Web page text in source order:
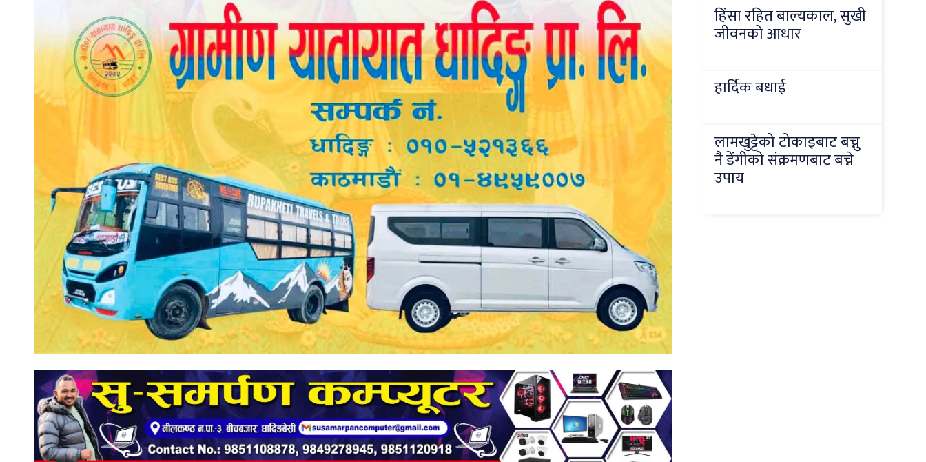
हिंसा रहित बाल्यकाल, सुखी
जीवनको आधार
हार्दिक बधाई
लामखुट्टेको टोकाइबाट बच्नु
नै डेंगीको संक्रमणबाट बच्ने
उपाय